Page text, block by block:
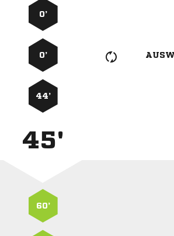
0’
0’
44’
45'
60’